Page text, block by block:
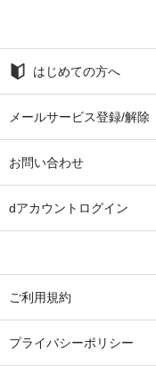
はじめての方へ
メールサービス登録/解除
お問い合わせ
dアカウントログイン
ご利用規約
プライバシーポリシー